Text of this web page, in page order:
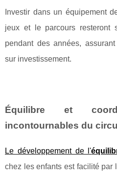
Investir dans un équipement
jeux et le parcours resteront
pendant des années,
sur investissement.
Équilibre et
incontournables du
Le développement de l'
chez les enfants est facilité par